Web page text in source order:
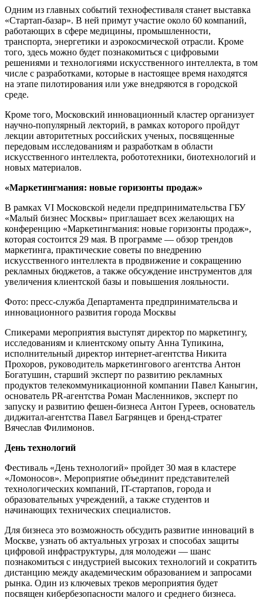
Одним из главных событий технофестиваля станет выставка
«Стартап-базар». В ней примут участие около 60 компаний,
работающих в сфере медицины, промышленности,
транспорта, энергетики и аэрокосмической отрасли. Кроме
того, здесь можно будет познакомиться с цифровыми
решениями и технологиями искусственного интеллекта, в том
числе с разработками, которые в настоящее время находятся
на этапе пилотирования или уже внедряются в городской
среде.
Кроме того, Московский инновационный кластер организует
научно-популярный лекторий, в рамках которого пройдут
лекции авторитетных российских ученых, посвященные
передовым исследованиям и разработкам в области
искусственного интеллекта, робототехники, биотехнологий и
новых материалов.
«Маркетингмания: новые горизонты продаж»
В рамках VI Московской недели предпринимательства ГБУ
«Малый бизнес Москвы» приглашает всех желающих на
конференцию «Маркетингмания: новые горизонты продаж»,
которая состоится 29 мая. В программе — обзор трендов
маркетинга, практические советы по внедрению
искусственного интеллекта в продвижение и сокращению
рекламных бюджетов, а также обсуждение инструментов для
увеличения клиентской базы и повышения лояльности.
Фото: пресс-служба Департамента предпринимательсва и
инновационного развития города Москвы
Спикерами мероприятия выступят директор по маркетингу,
исследованиям и клиентскому опыту Анна Тупикина,
исполнительный директор интернет-агентства Никита
Прохоров, руководитель маркетингового агентства Антон
Богатушин, старший эксперт по развитию рекламных
продуктов телекоммуникационной компании Павел Каныгин,
основатель PR-агентства Роман Масленников, эксперт по
запуску и развитию фешен-бизнеса Антон Гуреев, основатель
диджитал-агентства Павел Багрянцев и бренд-стратег
Вячеслав Филимонов.
День технологий
Фестиваль «День технологий» пройдет 30 мая в кластере
«Ломоносов». Мероприятие объединит представителей
технологических компаний, IT-стартапов, города и
образовательных учреждений, а также студентов и
начинающих технических специалистов.
Для бизнеса это возможность обсудить развитие инноваций в
Москве, узнать об актуальных угрозах и способах защиты
цифровой инфраструктуры, для молодежи — шанс
познакомиться с индустрией высоких технологий и сократить
дистанцию между академическим образованием и запросами
рынка. Один из ключевых треков мероприятия будет
посвящен кибербезопасности малого и среднего бизнеса.